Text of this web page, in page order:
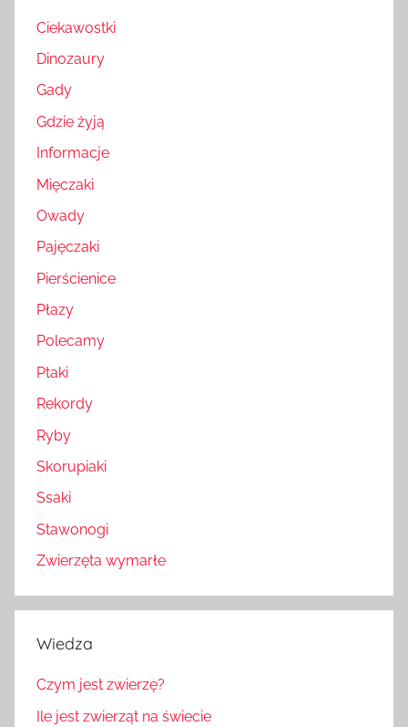
Ciekawostki
Dinozaury
Gady
Gdzie żyją
Informacje
Mięczaki
Owady
Pajęczaki
Pierścienice
Płazy
Polecamy
Ptaki
Rekordy
Ryby
Skorupiaki
Ssaki
Stawonogi
Zwierzęta wymarłe
Wiedza
Czym jest zwierzę?
Ile jest zwierząt na świecie